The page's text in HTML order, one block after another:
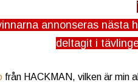
annonseras nästa
deltagit i
från HACKMAN, vilken är min